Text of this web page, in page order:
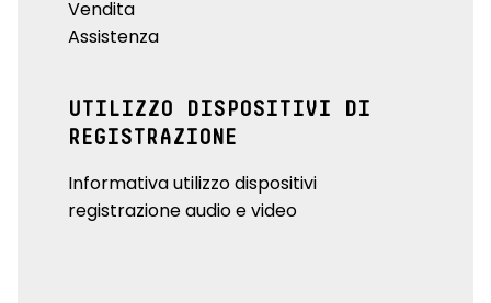
Vendita
Assistenza
UTILIZZO DISPOSITIVI DI
REGISTRAZIONE
Informativa utilizzo dispositivi
registrazione audio e video